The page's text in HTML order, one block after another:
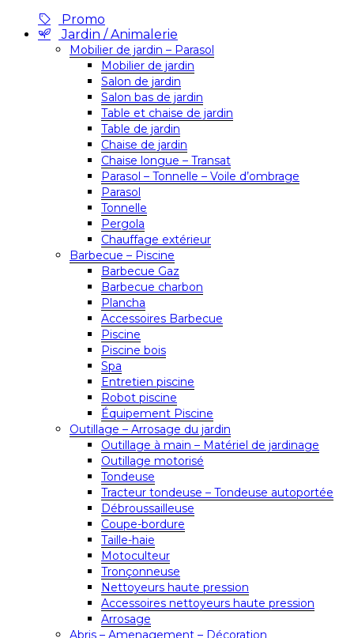
Promo
Jardin / Animalerie
Mobilier de jardin – Parasol
Mobilier de jardin
Salon de jardin
Salon bas de jardin
Table et chaise de jardin
Table de jardin
Chaise de jardin
Chaise longue – Transat
Parasol – Tonnelle – Voile d’ombrage
Parasol
Tonnelle
Pergola
Chauffage extérieur
Barbecue – Piscine
Barbecue Gaz
Barbecue charbon
Plancha
Accessoires Barbecue
Piscine
Piscine bois
Spa
Entretien piscine
Robot piscine
Équipement Piscine
Outillage – Arrosage du jardin
Outillage à main – Matériel de jardinage
Outillage motorisé
Tondeuse
Tracteur tondeuse – Tondeuse autoportée
Débroussailleuse
Coupe-bordure
Taille-haie
Motoculteur
Tronçonneuse
Nettoyeurs haute pression
Accessoires nettoyeurs haute pression
Arrosage
Abris – Amenagement – Décoration